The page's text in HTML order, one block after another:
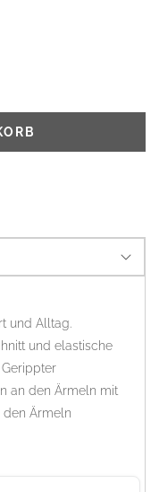
und Alltag.
und elastische
an den Ärmeln mit
den Ärmeln